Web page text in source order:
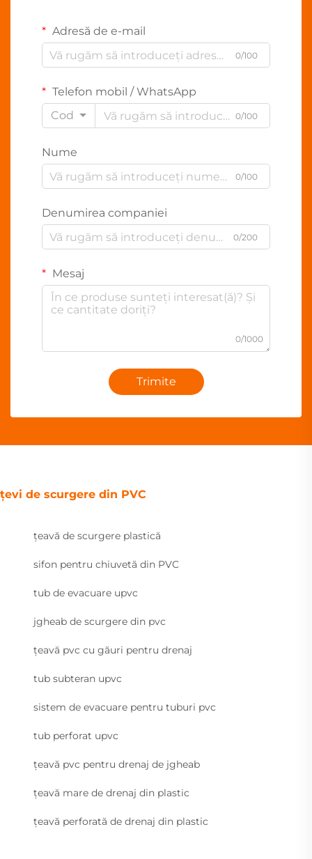
Adresă de e-mail
0/100
Telefon mobil / WhatsApp
Cod
0/100
Nume
0/100
Denumirea companiei
0/200
Mesaj
0/1000
Trimite
țevi de scurgere din PVC
țeavă de scurgere plastică
sifon pentru chiuvetă din PVC
tub de evacuare upvc
jgheab de scurgere din pvc
țeavă pvc cu găuri pentru drenaj
tub subteran upvc
sistem de evacuare pentru tuburi pvc
tub perforat upvc
țeavă pvc pentru drenaj de jgheab
țeavă mare de drenaj din plastic
țeavă perforată de drenaj din plastic